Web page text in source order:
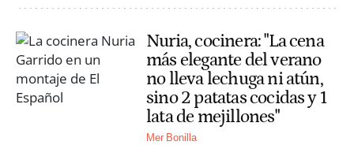
Nuria, cocinera: "La cena
más elegante del verano
no lleva lechuga ni atún,
sino 2 patatas cocidas y 1
lata de mejillones"
Mer Bonilla